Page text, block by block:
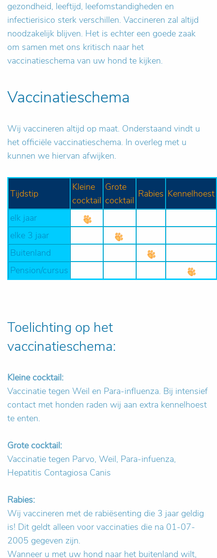
gezondheid, leeftijd, leefomstandigheden en
infectierisico sterk verschillen. Vaccineren zal altijd
noodzakelijk blijven. Het is echter een goede zaak
om samen met ons kritisch naar het
vaccinatieschema van uw hond te kijken.
Vaccinatieschema
Wij vaccineren altijd op maat. Onderstaand vindt u
het officiële vaccinatieschema. In overleg met u
kunnen we hiervan afwijken.
Tijdstip
Kleine
cocktail
Grote
cocktail
Rabies Kennelhoest
elk jaar
elke 3 jaar
Buitenland
Pension/cursus
Toelichting op het
vaccinatieschema:
Kleine cocktail:
Vaccinatie tegen Weil en Para-influenza. Bij intensief
contact met honden raden wij aan extra kennelhoest
te enten.
Grote cocktail:
Vaccinatie tegen Parvo, Weil, Para-infuenza,
Hepatitis Contagiosa Canis
Rabies:
Wij vaccineren met de rabiësenting die 3 jaar geldig
is! Dit geldt alleen voor vaccinaties die na 01-07-
2005 gegeven zijn.
Wanneer u met uw hond naar het buitenland wilt,